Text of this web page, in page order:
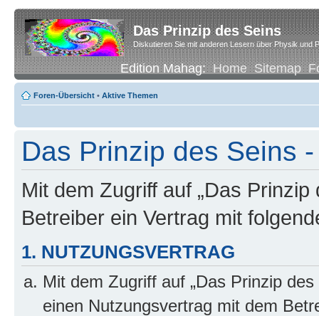
Das Prinzip des Seins
Diskutieren Sie mit anderen Lesern über Physik und
Edition Mahag:Home Sitemap
Foren-Übersicht • Aktive Themen
Das Prinzip des Seins
Mit dem Zugriff auf „Das
Betreiber ein Vertrag mit
1. NUTZUNGSVERTRAG
Mit dem Zugriff auf „Das Prinzip
einen Nutzungsvertrag mit dem